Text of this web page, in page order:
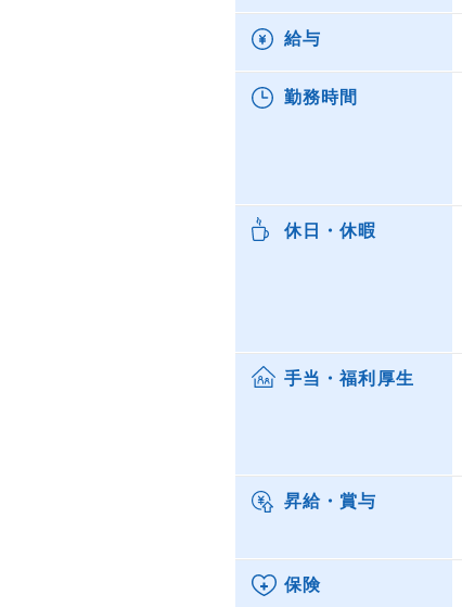
給与
勤務時間
休日・休暇
手当・福利厚生
昇給・賞与
保険